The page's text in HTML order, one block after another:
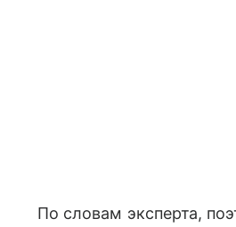
По словам эксперта,